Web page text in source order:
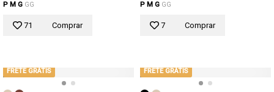
P M G GG
71 Comprar
P M G GG
7 Comprar
FRETE GRÁTIS FRETE GRÁTIS